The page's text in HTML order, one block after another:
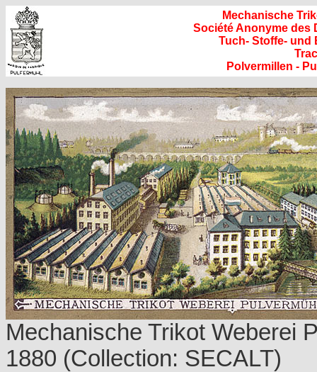
Mechanische
Société Anonyme des
Tuch- Stoffe- und
Polvermillen -
Mechanische Trikot Weberei
1880 (Collection: SECALT)